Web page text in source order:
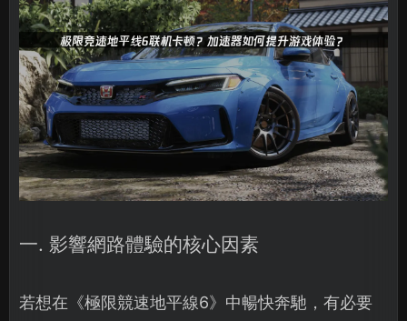
一. 影響網路體驗的核心因素
若想在《極限競速地平線6》中暢快奔馳，有必要